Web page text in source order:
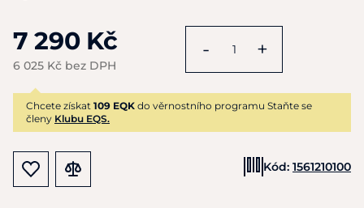
7 290 Kč
6 025 Kč bez DPH
- +
Chcete získat 109 EQK do věrnostního programu Staňte se
členy Klubu EQS.
Kód: 1561210100